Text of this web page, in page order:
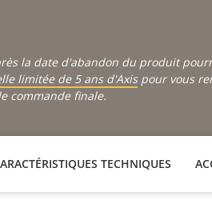
la date d'abandon du produit
limitée de 5 ans d'Axispour vous
commande finale.
TECHNIQUES